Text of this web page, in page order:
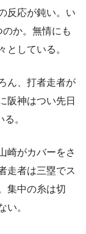
反応が鈍い。い
か。無情にも
としている。
ん、打者走者が
阪神はつい先日
。
崎がカバーをさ
走者は三塁でス
集中の糸は切
い。